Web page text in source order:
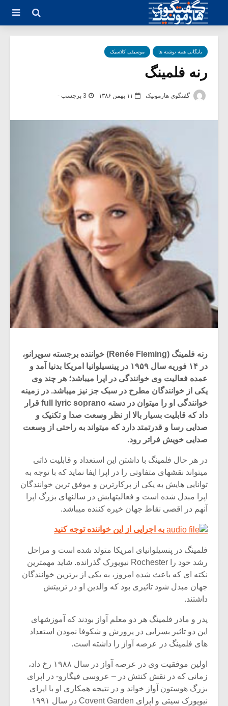
بایگانی همه نوشته ها موسیقی کلاسیک
رنه فلمینگ
گفتگوی هارمونیک ۱۱ بهمن ۱۳۸۶ 3 برچسب -
رنه فلمینگ (Renée Fleming) خواننده برجسته سوپرانو،
در ۱۴ فوریه سال ۱۹۵۹ در پینسیلوانیا امریکا بدنیا آمد و
عمده فعالیت وی خوانندگی در اپرا میباشد؛ هر چند وی
یکی از خوانندگان مطرح در سبک جز نیز میباشد. در زمینه
خوانندگی او را میتوان در دسته full lyric soprano قرار
داد که قابلیت بسیار بالا از نظر وسعت صدا و تکنیک و
صدایی رسا و قدرتمتد دارد که میتواند به راحتی از وسعت
صدایی خویش فراتر رود.
در هر حال فلمینگ با داشتن این استعداد و قابلیت ذاتی
میتواند نقشهای متفاوتی را در اپرا ایفا نماید که با توجه به
توانایی هایش به یکی از پرکارترین و موفق ترین خوانندگان
اپرا مبدل شده است و فعالیتهایش در سالنهای بزرگ اپرا
آنهم در اقصی نقاط جهان خیره کننده میباشد.
به اجرایی از این خواننده توجه کنید
فلمینگ در پنسیلوانیای امریکا متولد شده است و مراحل
رشد خود را Rochester نیویورک گذرانده. شاید مهمترین
نکته ای که باعث شده امروز، به یکی از برترین خوانندگان
جهان مبدل شود تاثیری بود که والدین او در تربیتش
داشتند.
پدر و مادر فلمینگ هر دو معلم آواز بودند که آموزشهای
این دو تاثیر بسزایی در پرورش و شکوفا نمودن استعداد
های فلمینگ در عرصه آواز را داشته است.
اولین موفقیت وی در عرصه آواز در سال ۱۹۸۸ رخ داد،
زمانی که در نقش کنتش در – عروسی فیگارو- در اپرای
بزرگ هوستون آواز خواند و در نتیجه همکاری او با اپرای
نیویورک سیتی و اپرای Covent Garden در سال ۱۹۹۱
میکلوش روژا
یادداشتی بر موسیقی
متن فیلم «متری
شیش و نیم»
دوره
موسیقی